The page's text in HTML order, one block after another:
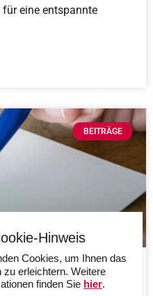
eine entspannte
BEITRÄGE
und El
Hinweis
Cookies, um Ihnen das
zu erleichtern. Weitere
finden Sie hier.